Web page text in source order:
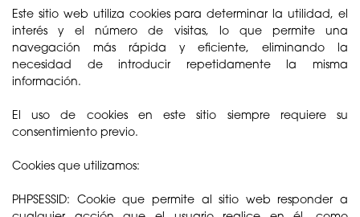
Este sitio web utiliza cookies para determinar la utilidad, el
interés y el número de visitas, lo que permite una
navegación más rápida y eficiente, eliminando la
necesidad de introducir repetidamente la misma
información.
El uso de cookies en este sitio siempre requiere su
consentimiento previo.
Cookies que utilizamos:
PHPSESSID: Cookie que permite al sitio web responder a